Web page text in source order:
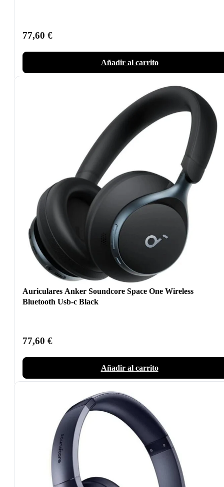
77,60 €
Añadir al carrito
Auriculares Anker Soundcore Space One Wireless
Bluetooth Usb-c Black
77,60 €
Añadir al carrito